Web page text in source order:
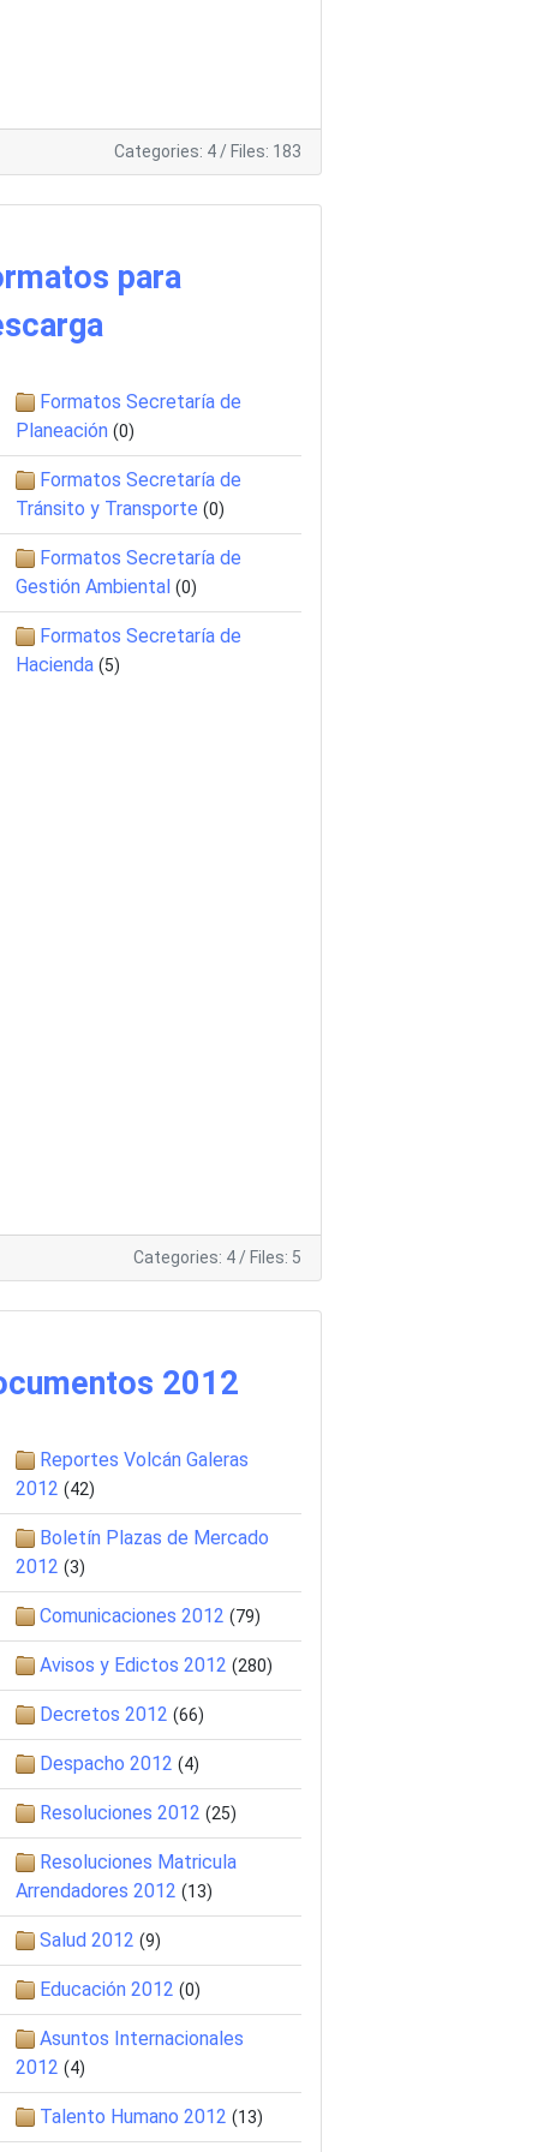
Categories: 4/ Files: 183
para
Formatos Secretaría de
Planeación (0)
Formatos Secretaría de
Tránsito y Transporte (0)
Formatos Secretaría de
Gestión Ambiental (0)
Formatos Secretaría de
Hacienda (5)
Categories: 4/ Files: 5
2012
Reportes Volcán Galeras
2012 (42)
Boletín Plazas de Mercado
2012 (3)
Comunicaciones 2012 (79)
Avisos y Edictos 2012 (280)
Decretos 2012 (66)
Despacho 2012 (4)
Resoluciones 2012 (25)
Resoluciones Matricula
Arrendadores 2012 (13)
Salud 2012 (9)
Educación 2012 (0)
Asuntos Internacionales
2012 (4)
Talento Humano 2012 (13)